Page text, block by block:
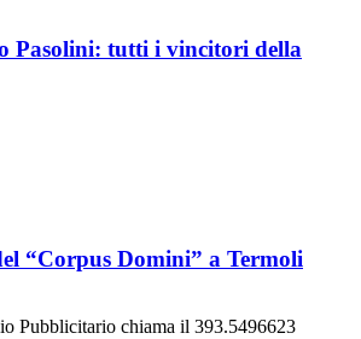
Pasolini: tutti i vincitori della
“Corpus Domini” a Termoli
Pubblicitario chiama il 393.5496623